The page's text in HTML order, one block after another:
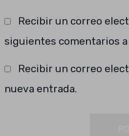
Recibir un correo
siguientes comentarios
Recibir un correo
nueva entrada.